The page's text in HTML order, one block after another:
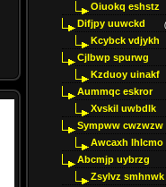
Oiuokq eshstz
Difjpy uuwckd (
Kcybck vdjykh
Cjlbwp spurwg
Kzduoy uinakf
Aummqc eskror
Xvskil uwbdlk
Sympww cwzwzw
Awcaxh lhlcmo
Abcmjp uybrzg
Zsylvz smhnwk